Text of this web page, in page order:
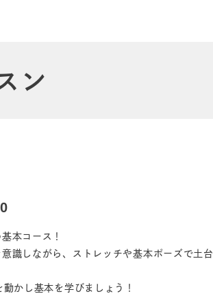
ン
本コース！
識しながら、ストレッチや基本ポーズで土台
かし基本を学びましょう！